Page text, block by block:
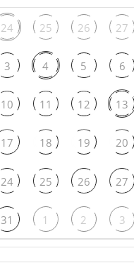
24 25 26 27
3 4 5 6
10 11 12 13
17 18 19 20
24 25 26 27
31 1 2 3